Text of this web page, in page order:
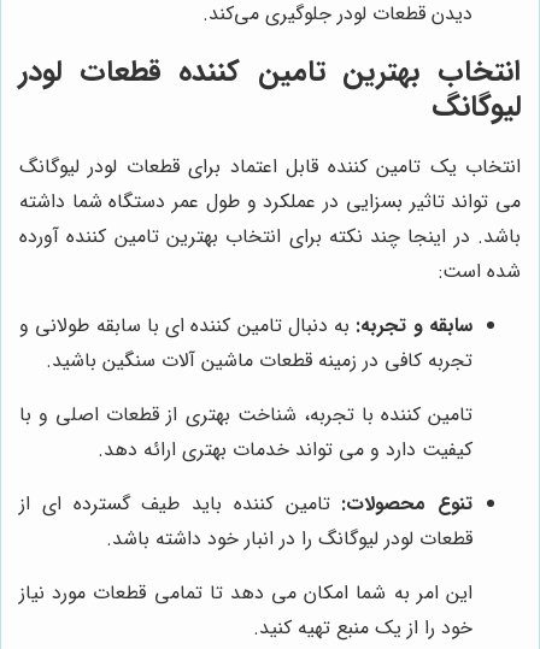
دیدن قطعات لودر جلوگیری می‌کند.
انتخاب بهترین تامین کننده قطعات لودر
لیوگانگ
انتخاب یک تامین کننده قابل اعتماد برای قطعات لودر لیوگانگ
می تواند تاثیر بسزایی در عملکرد و طول عمر دستگاه شما داشته
باشد. در اینجا چند نکته برای انتخاب بهترین تامین کننده آورده
شده است:
سابقه و تجربه: به دنبال تامین کننده ای با سابقه طولانی و
تجربه کافی در زمینه قطعات ماشین آلات سنگین باشید.
تامین کننده با تجربه، شناخت بهتری از قطعات اصلی و با
کیفیت دارد و می تواند خدمات بهتری ارائه دهد.
تنوع محصولات: تامین کننده باید طیف گسترده ای از
قطعات لودر لیوگانگ را در انبار خود داشته باشد.
این امر به شما امکان می دهد تا تمامی قطعات مورد نیاز
خود را از یک منبع تهیه کنید.